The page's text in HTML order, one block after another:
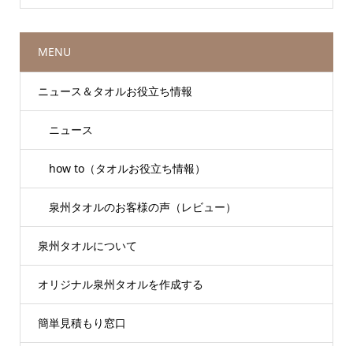
MENU
ニュース＆タオルお役立ち情報
ニュース
how to（タオルお役立ち情報）
泉州タオルのお客様の声（レビュー）
泉州タオルについて
オリジナル泉州タオルを作成する
簡単見積もり窓口